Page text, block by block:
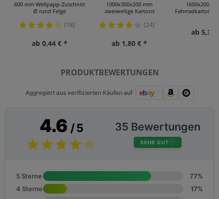
600 mm Wellpapp-Zuschnitt
Ø rund Felge
(18)¹
ab 0,44 € *
1000x300x200 mm
zweiwellige Kartons
(24)¹
ab 1,80 € *
Fahrradkarton
ab 5,34
PRODUKTBEWERTUNGEN
Aggregiert aus verifizierten Käufen auf
4.6 / 5 35 Bewertungen
SEHR GUT
5 Sterne
77%
4 Sterne
17%